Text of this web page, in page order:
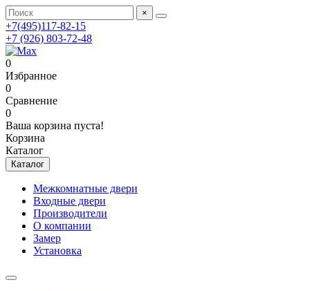
×
+7(495)117-82-15
+7 (926) 803-72-48
0
Избранное
0
Сравнение
0
Ваша корзина пуста!
Корзина
Каталог
Каталог
Межкомнатные двери
Входные двери
Производители
О компании
Замер
Установка